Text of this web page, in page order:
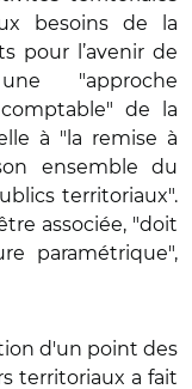
besoins de la
pour l’avenir de
"approche
de la
à "la remise à
ensemble du
territoriaux".
associée, "doit
paramétrique",
d'un point des
territoriaux a fait